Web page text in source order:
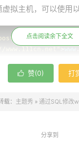
拟主机，可以使用以
SET `ID` =
SET
=
点击阅读余下全文
 赞(0) 打
： 主题秀 » 通过SQL修改
分享到